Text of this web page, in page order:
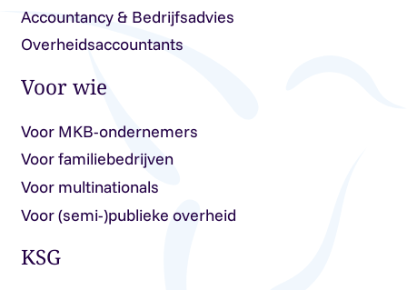
Accountancy & Bedrijfsadvies
Overheidsaccountants
Voor wie
Voor MKB-ondernemers
Voor familiebedrijven
Voor multinationals
Voor (semi-)publieke overheid
KSG